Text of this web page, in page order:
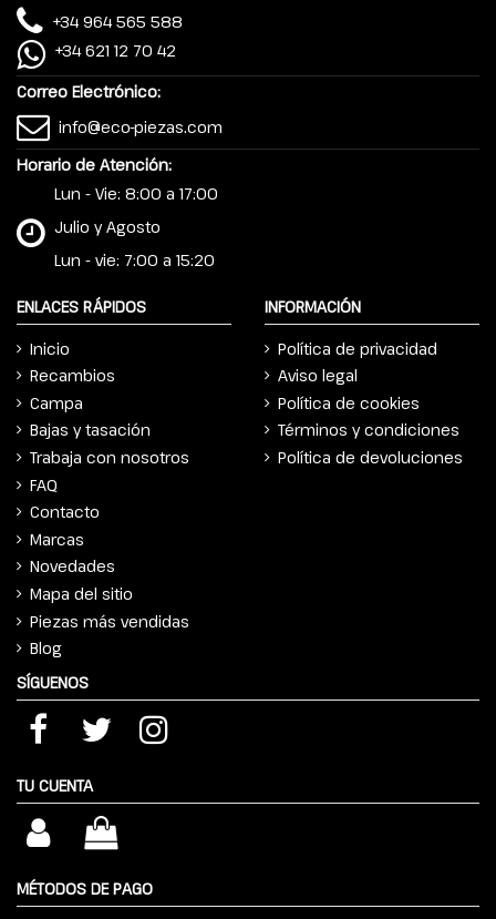
+34 964 565 588
+34 621 12 70 42
Correo Electrónico:
info@eco-piezas.com
Horario de Atención:
Lun - Vie: 8:00 a 17:00
Julio y Agosto
Lun - vie: 7:00 a 15:20
ENLACES RÁPIDOS
Inicio
Recambios
Campa
Bajas y tasación
Trabaja con nosotros
FAQ
Contacto
Marcas
Novedades
Mapa del sitio
Piezas más vendidas
Blog
INFORMACIÓN
Política de privacidad
Aviso legal
Política de cookies
Términos y condiciones
Política de devoluciones
SÍGUENOS
TU CUENTA
MÉTODOS DE PAGO